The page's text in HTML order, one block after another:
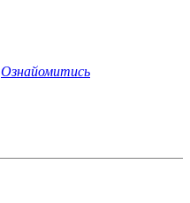
Ознайомитись